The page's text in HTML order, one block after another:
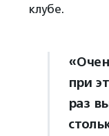
клубе.
при
раз